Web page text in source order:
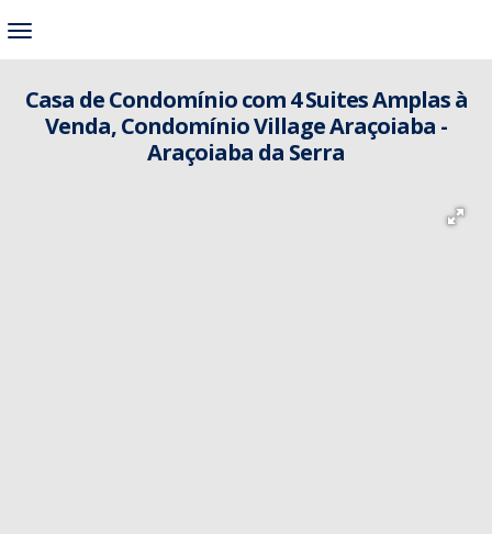
Casa de Condomínio com 4 Suites Amplas à
Venda, Condomínio Village Araçoiaba -
Araçoiaba da Serra